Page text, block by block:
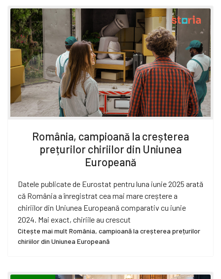
România, campioană la creșterea
prețurilor chiriilor din Uniunea
Europeană
Datele publicate de Eurostat pentru luna iunie 2025 arată
că România a înregistrat cea mai mare creștere a
chiriilor din Uniunea Europeană comparativ cu iunie
2024. Mai exact, chiriile au crescut
Citește mai mult România, campioană la creșterea prețurilor
chiriilor din Uniunea Europeană